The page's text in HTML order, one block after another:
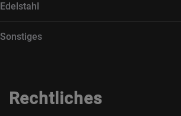
Edelstahl
Sonstiges
Rechtliches